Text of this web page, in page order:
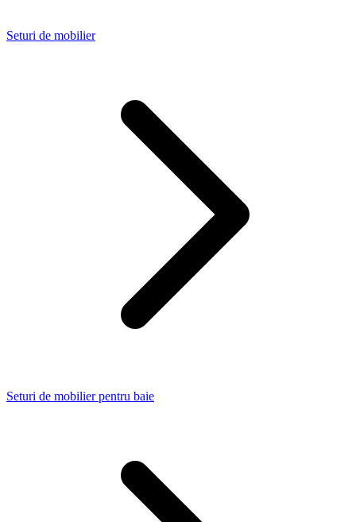
Seturi de mobilier
Seturi de mobilier pentru baie